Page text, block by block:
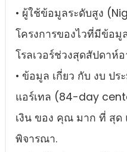
• ผู้ใช้ข้อมูลระดับสูง
โครงการของไวที่มีข้อ
โรลเวอร์ช่วงสุดสัปดาห์
• ข้อมูล เกี่ยว กับ งบ ป
แอร์เทล (84-day
เงิน ของ คุณ มาก ที่ สุ
พิจารณา.